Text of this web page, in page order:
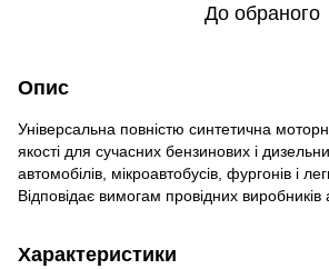
До обраного
Опис
Універсальна повністю синтетична
якості для сучасних бензинових і
автомобілів, мікроавтобусів, фургонів і
Відповідає вимогам провідних виробників
Характеристики